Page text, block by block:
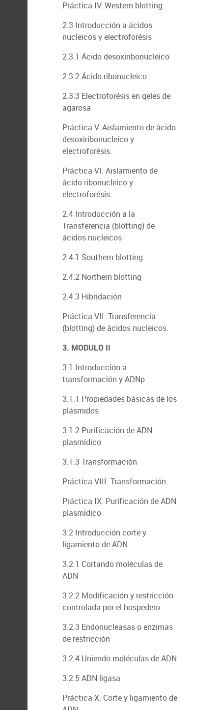
Práctica IV. Western blotting.
2.3 Introducción a ácidos
nucleicos y electroforésis
2.3.1 Ácido desoxiribonucleico
2.3.2 Ácido ribonucleico
2.3.3 Electroforésis en geles de
agarosa
Práctica V. Aislamiento de ácido
desoxiribonucleico y
electroforésis.
Práctica VI. Aislamiento de
ácido ribonucleico y
electroforésis.
2.4 Introducción a la
Transferencia (blotting) de
ácidos nucleicos
2.4.1 Southern blotting
2.4.2 Northern blotting
2.4.3 Hibridación
Práctica VII. Transferencia
(blotting) de ácidos nucleicos.
3. MODULO II
3.1 Introducción a
transformación y ADNp
3.1.1 Propiedades básicas de los
plásmidos
3.1.2 Purificación de ADN
plasmídico
3.1.3 Transformación
Práctica VIII. Transformación.
Práctica IX. Purificación de ADN
plasmídico
3.2 Introducción corte y
ligamiento de ADN
3.2.1 Cortando moléculas de
ADN
3.2.2 Modificación y restricción
controlada por el hospedero
3.2.3 Endonucleasas o enzimas
de restricción
3.2.4 Uniendo moléculas de ADN
3.2.5 ADN ligasa
Práctica X. Corte y ligamiento de